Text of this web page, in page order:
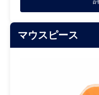
マウスピース